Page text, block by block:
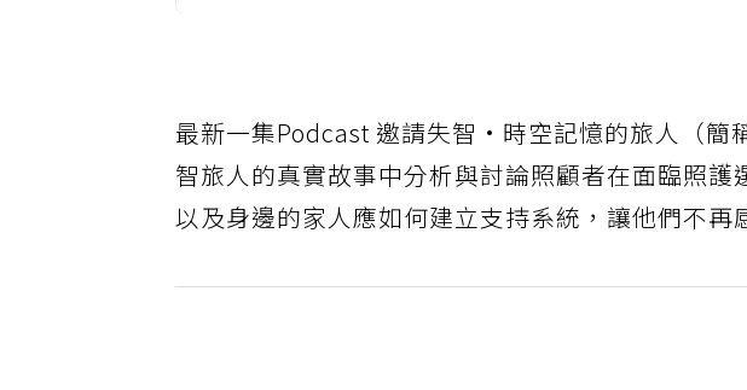
最新一集Podcast 邀請失智•時空記憶的旅人（簡
智旅人的真實故事中分析與討論照顧者在面臨照護
以及身邊的家人應如何建立支持系統，讓他們不再